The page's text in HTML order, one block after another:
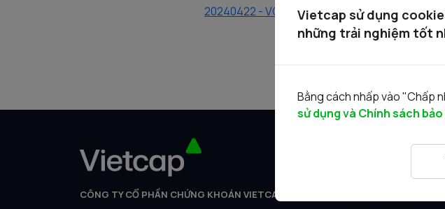
20240422 - VCI - NQ HĐQT ve viec phat hanh
CÔNG TY CỔ PHẦN CHỨNG KHOÁN VIETCAP
Vietcap sử dụng
những trải nghiệm tốt
Bằng cách nhấp vào "Chấp
sử dụng và Chính sách